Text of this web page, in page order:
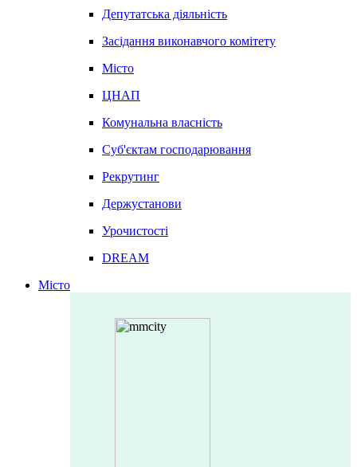
Депутатська діяльність
Засідання виконавчого комітету
Місто
ЦНАП
Комунальна власність
Суб'єктам господарювання
Рекрутинг
Держустанови
Урочистості
DREAM
Місто